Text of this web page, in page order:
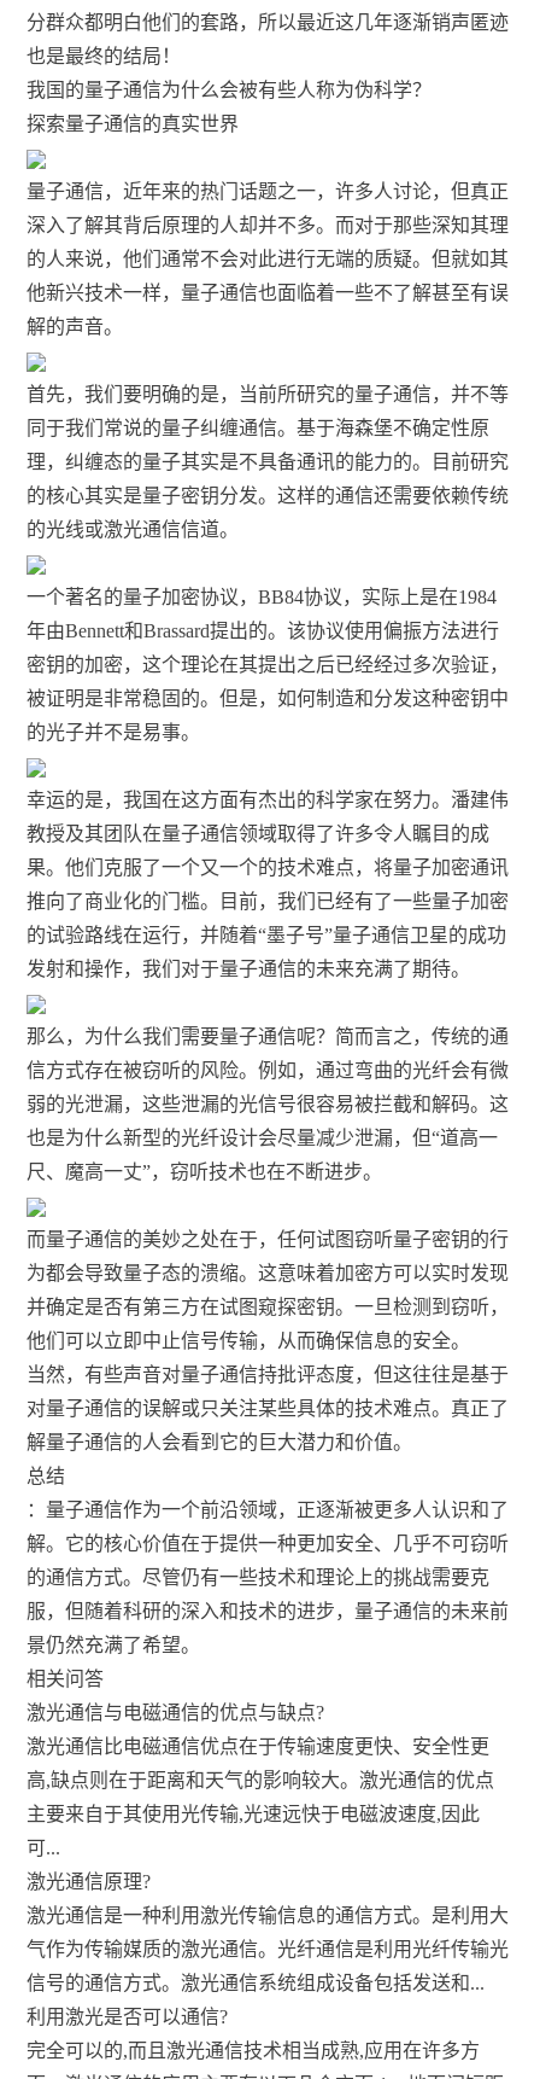
分群众都明白他们的套路，所以最近这几年逐渐销声匿迹
也是最终的结局！
我国的量子通信为什么会被有些人称为伪科学？
探索量子通信的真实世界
量子通信，近年来的热门话题之一，许多人讨论，但真正
深入了解其背后原理的人却并不多。而对于那些深知其理
的人来说，他们通常不会对此进行无端的质疑。但就如其
他新兴技术一样，量子通信也面临着一些不了解甚至有误
解的声音。
首先，我们要明确的是，当前所研究的量子通信，并不等
同于我们常说的量子纠缠通信。基于海森堡不确定性原
理，纠缠态的量子其实是不具备通讯的能力的。目前研究
的核心其实是量子密钥分发。这样的通信还需要依赖传统
的光线或激光通信信道。
一个著名的量子加密协议，BB84协议，实际上是在1984
年由Bennett和Brassard提出的。该协议使用偏振方法进行
密钥的加密，这个理论在其提出之后已经经过多次验证，
被证明是非常稳固的。但是，如何制造和分发这种密钥中
的光子并不是易事。
幸运的是，我国在这方面有杰出的科学家在努力。潘建伟
教授及其团队在量子通信领域取得了许多令人瞩目的成
果。他们克服了一个又一个的技术难点，将量子加密通讯
推向了商业化的门槛。目前，我们已经有了一些量子加密
的试验路线在运行，并随着“墨子号”量子通信卫星的成功
发射和操作，我们对于量子通信的未来充满了期待。
那么，为什么我们需要量子通信呢？简而言之，传统的通
信方式存在被窃听的风险。例如，通过弯曲的光纤会有微
弱的光泄漏，这些泄漏的光信号很容易被拦截和解码。这
也是为什么新型的光纤设计会尽量减少泄漏，但“道高一
尺、魔高一丈”，窃听技术也在不断进步。
而量子通信的美妙之处在于，任何试图窃听量子密钥的行
为都会导致量子态的溃缩。这意味着加密方可以实时发现
并确定是否有第三方在试图窥探密钥。一旦检测到窃听，
他们可以立即中止信号传输，从而确保信息的安全。
当然，有些声音对量子通信持批评态度，但这往往是基于
对量子通信的误解或只关注某些具体的技术难点。真正了
解量子通信的人会看到它的巨大潜力和价值。
总结
：量子通信作为一个前沿领域，正逐渐被更多人认识和了
解。它的核心价值在于提供一种更加安全、几乎不可窃听
的通信方式。尽管仍有一些技术和理论上的挑战需要克
服，但随着科研的深入和技术的进步，量子通信的未来前
景仍然充满了希望。
相关问答
激光通信与电磁通信的优点与缺点?
激光通信比电磁通信优点在于传输速度更快、安全性更
高,缺点则在于距离和天气的影响较大。激光通信的优点
主要来自于其使用光传输,光速远快于电磁波速度,因此
可...
激光通信原理?
激光通信是一种利用激光传输信息的通信方式。是利用大
气作为传输媒质的激光通信。光纤通信是利用光纤传输光
信号的通信方式。激光通信系统组成设备包括发送和...
利用激光是否可以通信?
完全可以的,而且激光通信技术相当成熟,应用在许多方